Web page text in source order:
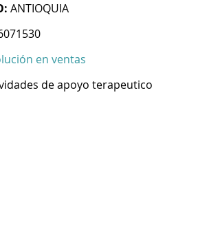
ANTIOQUIA
en ventas
de apoyo terapeutico